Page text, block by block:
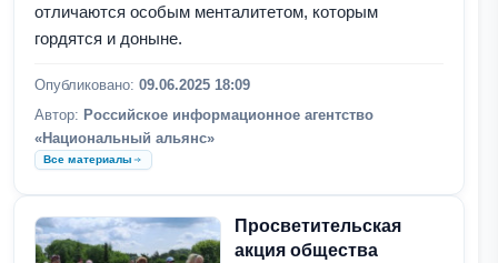
отличаются особым менталитетом, которым
гордятся и доныне.
Опубликовано: 09.06.2025 18:09
Автор: Российское информационное агентство
«Национальный альянс»
Все материалы
Просветительская
акция общества